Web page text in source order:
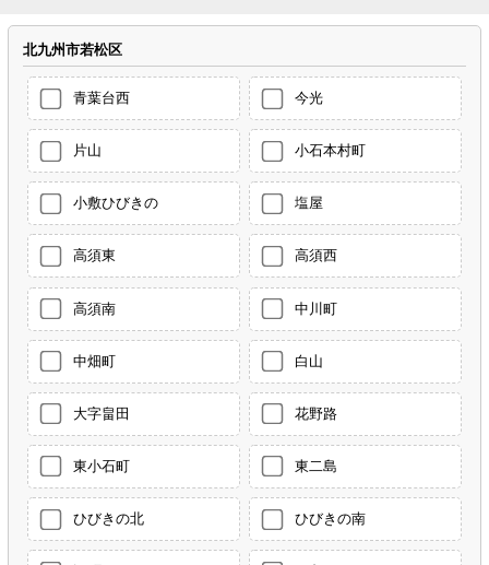
北九州市若松区
青葉台西 今光
片山 小石本村町
小敷ひびきの 塩屋
高須東 高須西
高須南 中川町
中畑町 白山
大字畠田 花野路
東小石町 東二島
ひびきの北 ひびきの南